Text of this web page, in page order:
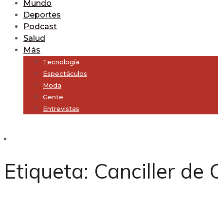
Mundo
Deportes
Podcast
Salud
Más
Tecnología
Espectáculos
Moda
Gente
Entrevistas
Etiqueta: Canciller de